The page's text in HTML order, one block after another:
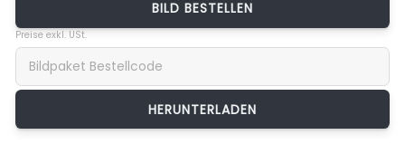
BILD BESTELLEN
Preise exkl. USt.